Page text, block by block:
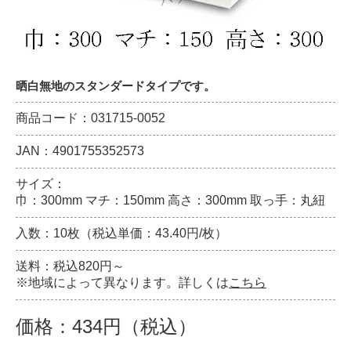
晒白無地のスタンダードタイプです。
商品コード：031715-0052
JAN：4901755352573
サイズ：
巾：300mm マチ：150mm 高さ：300mm 取っ手：丸紐
入数：10枚（税込単価：43.40円/枚）
送料：税込820円～
※地域によって異なります。詳しくはこちら
価格：434円（税込）